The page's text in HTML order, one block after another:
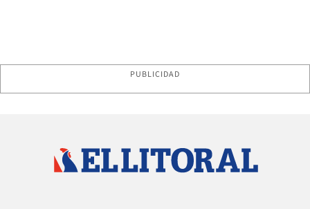
PUBLICIDAD